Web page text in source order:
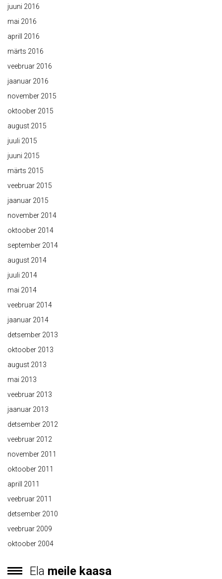
juuni 2016
mai 2016
aprill 2016
märts 2016
veebruar 2016
jaanuar 2016
november 2015
oktoober 2015
august 2015
juuli 2015
juuni 2015
märts 2015
veebruar 2015
jaanuar 2015
november 2014
oktoober 2014
september 2014
august 2014
juuli 2014
mai 2014
veebruar 2014
jaanuar 2014
detsember 2013
oktoober 2013
august 2013
mai 2013
veebruar 2013
jaanuar 2013
detsember 2012
veebruar 2012
november 2011
oktoober 2011
aprill 2011
veebruar 2011
detsember 2010
veebruar 2009
oktoober 2004
Ela meile kaasa